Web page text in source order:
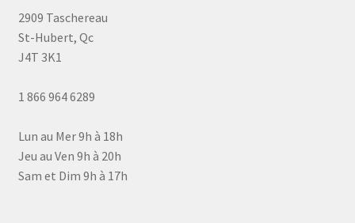
2909 Taschereau
St-Hubert, Qc
J4T 3K1
1 866 964 6289
Lun au Mer 9h à 18h
Jeu au Ven 9h à 20h
Sam et Dim 9h à 17h